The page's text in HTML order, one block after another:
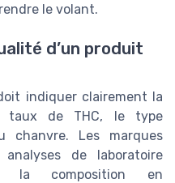
le volant.
d’un produit
indiquer clairement la
taux de THC, le type
chanvre. Les marques
de laboratoire
la composition en